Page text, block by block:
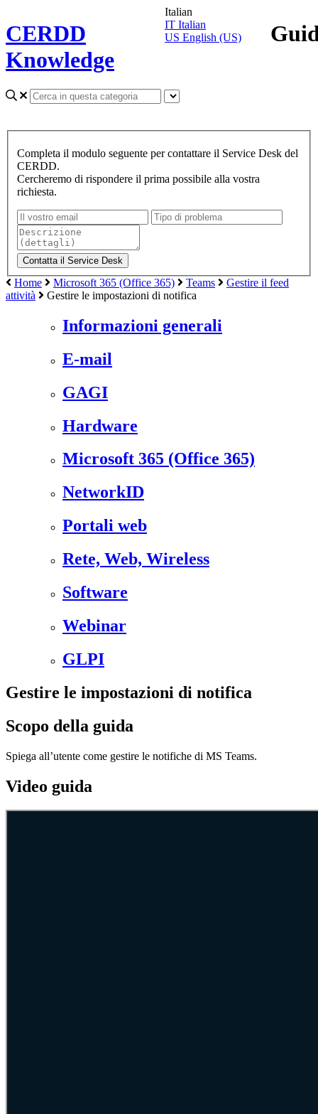
CERDD
Knowledge
Italian
IT Italian
US English (US)
Completa il modulo seguente per contattare il Service Desk del
CERDD.
Cercheremo di rispondere il prima possibile alla vostra
richiesta.
Home Microsoft 365 (Office 365) Teams
Gestire il feed
attività
Gestire le impostazioni di notifica
Informazioni generali
E-mail
GAGI
Hardware
Microsoft 365 (Office 365)
NetworkID
Portali web
Rete, Web, Wireless
Software
Webinar
GLPI
Gestire le impostazioni di notifica
Scopo della guida
Spiega all’utente come gestire le notifiche di MS Teams.
Video guida